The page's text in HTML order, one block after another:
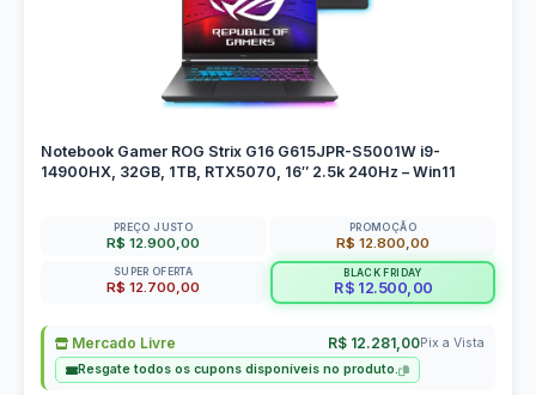
Notebook Gamer ROG Strix G16 G615JPR-S5001W i9-
14900HX, 32GB, 1TB, RTX5070, 16″ 2.5k 240Hz – Win11
PREÇO JUSTO
R$ 12.900,00
PROMOÇÃO
R$ 12.800,00
SUPER OFERTA
R$ 12.700,00
BLACK FRIDAY
R$ 12.500,00
Mercado Livre R$ 12.281,00Pix a Vista
Resgate todos os cupons disponíveis no produto.